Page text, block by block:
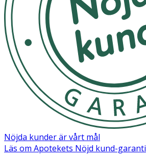
Nöjda kunder är vårt mål
Läs om Apotekets Nöjd kund-garanti